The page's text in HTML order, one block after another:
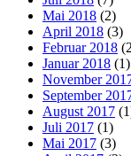
Mai 2018 (2)
April 2018 (3)
Februar 2018
Januar 2018 (1)
November
September
August 2017
Juli 2017 (1)
Mai 2017 (3)